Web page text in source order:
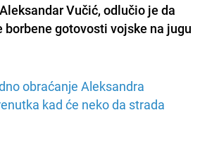
Aleksandar Vučić, odlučio je da
gotovosti vojske na jugu
obraćanje Aleksandra
kad će neko da strada